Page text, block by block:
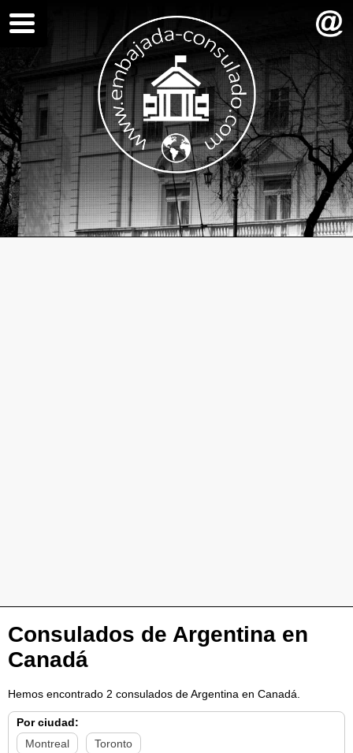
Consulados de Argentina en
Canadá
Hemos encontrado 2 consulados de Argentina en Canadá.
Por ciudad:
Montreal
Toronto